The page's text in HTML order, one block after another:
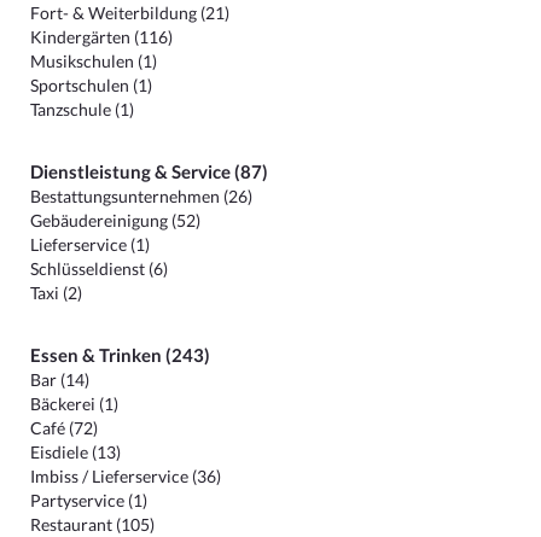
Fort- & Weiterbildung (21)
Kindergärten (116)
Musikschulen (1)
Sportschulen (1)
Tanzschule (1)
Dienstleistung & Service (87)
Bestattungsunternehmen (26)
Gebäudereinigung (52)
Lieferservice (1)
Schlüsseldienst (6)
Taxi (2)
Essen & Trinken (243)
Bar (14)
Bäckerei (1)
Café (72)
Eisdiele (13)
Imbiss / Lieferservice (36)
Partyservice (1)
Restaurant (105)